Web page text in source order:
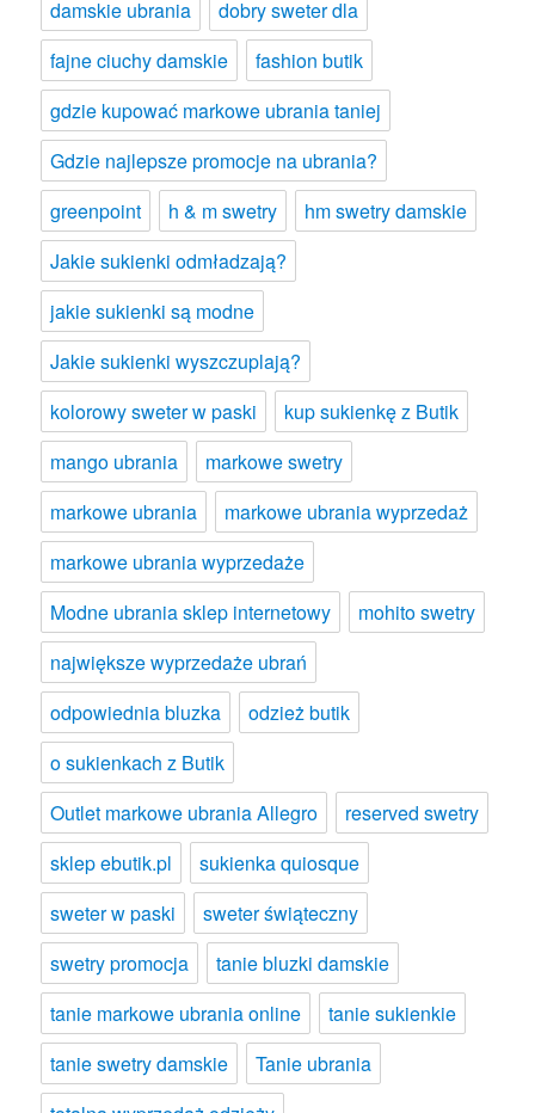
damskie ubrania
dobry sweter dla
fajne ciuchy damskie
fashion butik
gdzie kupować markowe ubrania taniej
Gdzie najlepsze promocje na ubrania?
greenpoint
h & m swetry
hm swetry damskie
Jakie sukienki odmładzają?
jakie sukienki są modne
Jakie sukienki wyszczuplają?
kolorowy sweter w paski
kup sukienkę z Butik
mango ubrania
markowe swetry
markowe ubrania
markowe ubrania wyprzedaż
markowe ubrania wyprzedaże
Modne ubrania sklep internetowy
mohito swetry
największe wyprzedaże ubrań
odpowiednia bluzka
odzież butik
o sukienkach z Butik
Outlet markowe ubrania Allegro
reserved swetry
sklep ebutik.pl
sukienka quiosque
sweter w paski
sweter świąteczny
swetry promocja
tanie bluzki damskie
tanie markowe ubrania online
tanie sukienkie
tanie swetry damskie
Tanie ubrania